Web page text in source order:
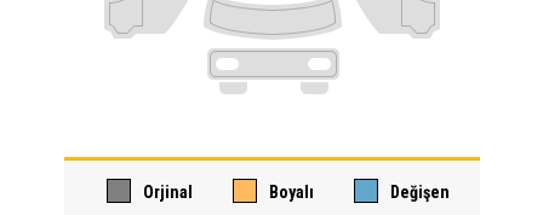
Orjinal Boyalı Değişen